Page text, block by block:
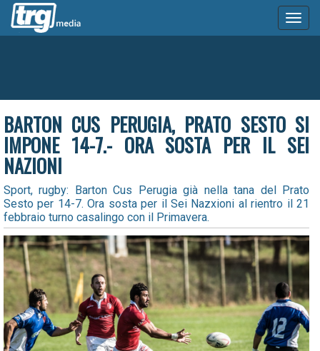
BARTON CUS PERUGIA, PRATO SESTO SI
IMPONE 14-7.- ORA SOSTA PER IL SEI
NAZIONI
Sport, rugby: Barton Cus Perugia già nella tana del Prato
Sesto per 14-7. Ora sosta per il Sei Nazxioni al rientro il 21
febbraio turno casalingo con il Primavera.